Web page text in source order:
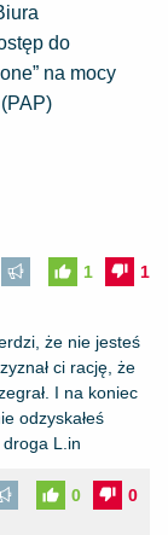
do
na mocy
1
1
że nie jesteś
ci rację, że
I na koniec
odzyskałeś
L.in
0
0